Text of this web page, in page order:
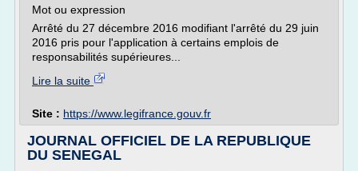
Mot ou expression
Arrêté du 27 décembre 2016 modifiant l'arrêté du 29 juin
2016 pris pour l'application à certains emplois de
responsabilités supérieures...
Lire la suite
Site : https://www.legifrance.gouv.fr
JOURNAL OFFICIEL DE LA REPUBLIQUE
DU SENEGAL